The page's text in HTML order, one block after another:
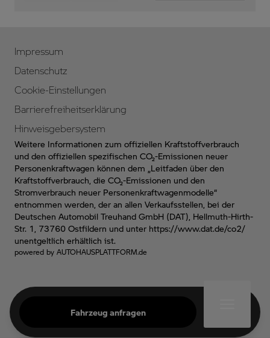
Fahrzeug anfragen
Impressum
Datenschutz
Cookie-Einstellungen
Barrierefreiheitserklärung
Hinweisgebersystem
Weitere Informationen zum offiziellen Kraftstoffverbrauch
und den offiziellen spezifischen CO₂-Emissionen neuer
Personenkraftwagen können dem „Leitfaden über den
Kraftstoffverbrauch, die CO₂-Emissionen und den
Stromverbrauch neuer Personenkraftwagenmodelle“
entnommen werden, der an allen Verkaufsstellen, bei der
Deutschen Automobil Treuhand GmbH (DAT), Hellmuth-Hirth-
Str. 1, 73760 Ostfildern und unter https://www.dat.de/co2/
unentgeltlich erhältlich ist.
powered by AUTOHAUSPLATTFORM.de